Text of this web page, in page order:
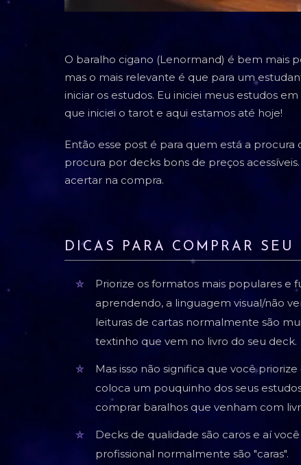
O baralho cigano (Lenormand) é bem mais
mas o mais relevante é que para um
iniciar os estudos. Eu iniciei meus estudos
que iniciei o tarot e aqui estamos até hoje!
Então esse post é para quem está a
procura por decks bons de preços
acertar na compra.
DICAS PARA COMPRAR SEU
Priorize os formatos mais populares e
aprendendo, a linguagem visual/não
leituras de cartas normalmente são
textinho que vem no livro do seu deck.
Mas isso não significa que você
coloca um pouquinho dos seus
comprar baralhos que venham com
Decks de qualidade são caros e aí
profissional normalmente são "caras".